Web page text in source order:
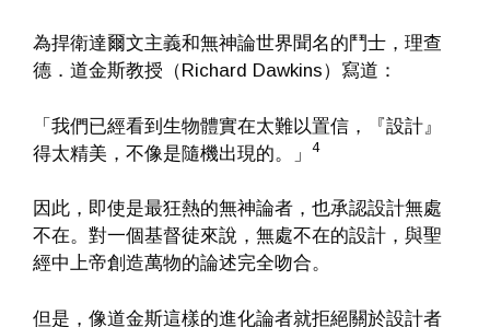
為捍衛達爾文主義和無神論世界聞名的鬥士，理查
德．道金斯教授（Richard Dawkins）寫道：
「我們已經看到生物體實在太難以置信，『設計』
得太精美，不像是隨機出現的。」
4
因此，即使是最狂熱的無神論者，也承認設計無處
不在。對一個基督徒來說，無處不在的設計，與聖
經中上帝創造萬物的論述完全吻合。
但是，像道金斯這樣的進化論者就拒絕關於設計者